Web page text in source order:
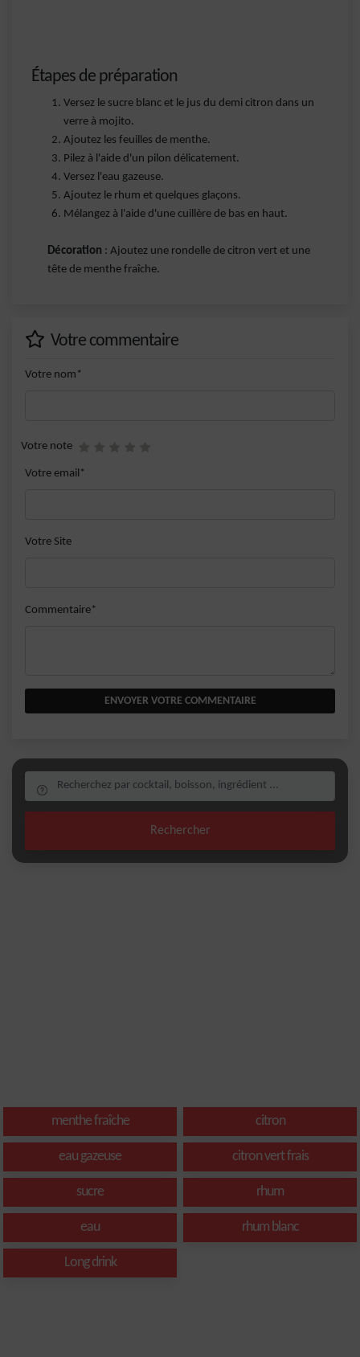
Étapes de préparation
Versez le sucre blanc et le jus du demi citron dans un
verre à mojito.
Ajoutez les feuilles de menthe.
Pilez à l'aide d'un pilon délicatement.
Versez l'eau gazeuse.
Ajoutez le rhum et quelques glaçons.
Mélangez à l'aide d'une cuillère de bas en haut.
Décoration : Ajoutez une rondelle de citron vert et une
tête de menthe fraîche.
Votre commentaire
Votre nom*
Votre note
Votre email*
Votre Site
Commentaire*
ENVOYER VOTRE COMMENTAIRE
Rechercher
menthe fraîche citron
eau gazeuse citron vert frais
sucre rhum
eau rhum blanc
Long drink